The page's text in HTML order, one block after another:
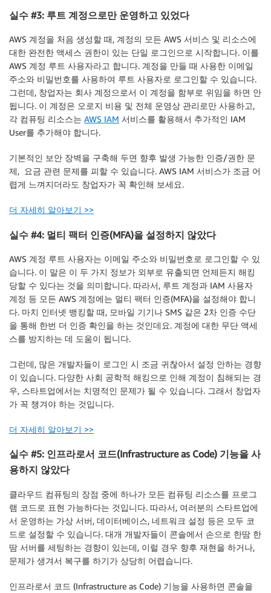
실수 #3: 루트 계정으로만 운영하고 있었다
AWS 계정을 처음 생성할 때, 계정의 모든 AWS 서비스 및 리소스에
대한 완전한 액세스 권한이 있는 단일 로그인으로 시작합니다. 이를
AWS 계정 루트 사용자라고 합니다. 계정을 만들 때 사용한 이메일
주소와 비밀번호를 사용하여 루트 사용자로 로그인할 수 있습니다.
그런데, 창업자는 회사 계정으로서 이 계정을 함부로 위임을 하면 안
됩니다. 이 계정은 오로지 비용 및 전체 운영상 관리로만 사용하고,
각 컴퓨팅 리소스는 AWS IAM 서비스를 활용해서 추가적인 IAM
User를 추가해야 합니다.
기본적인 보안 장벽을 구축해 두면 향후 발생 가능한 인증/권한 문
제, 요금 관련 문제를 피할 수 있습니다. AWS IAM 서비스가 조금 어
렵게 느껴지더라도 창업자가 꼭 확인해 보세요.
더 자세히 알아보기 >>
실수 #4: 멀티 팩터 인증(MFA)을 설정하지 않았다
AWS 계정 루트 사용자는 이메일 주소와 비밀번호로 로그인할 수 있
습니다. 이 말은 이 두 가지 정보가 외부로 유출되면 언제든지 해킹
당할 수 있다는 것을 의미합니다. 따라서, 루트 계정과 IAM 사용자
계정 등 모든 AWS 계정에는 멀티 팩터 인증(MFA)을 설정해야 합니
다. 마치 인터넷 뱅킹할 때, 모바일 기기나 SMS 같은 2차 인증 수단
을 통해 한번 더 인증 확인을 하는 것인데요. 계정에 대한 무단 액세
스를 방지하는 데 도움이 됩니다.
그런데, 많은 개발자들이 로그인 시 조금 귀찮아서 설정 안하는 경향
이 있습니다. 다양한 사회 공학적 해킹으로 인해 계정이 침해되는 경
우, 스타트업에서는 치명적인 문제가 될 수 있습니다. 그래서 창업자
가 꼭 챙겨야 하는 것입니다.
더 자세히 알아보기 >>
실수 #5: 인프라로서 코드(Infrastructure as Code) 기능을 사
용하지 않았다
클라우드 컴퓨팅의 장점 중에 하나가 모든 컴퓨팅 리소스를 프로그
램 코드로 표현 가능하다는 것입니다. 따라서, 여러분의 스타트업에
서 운영하는 가상 서버, 데이터베이스, 네트워크 설정 등은 모두 코
드로 설정할 수 있습니다. 대개 개발자들이 콘솔에서 손으로 한땀 한
땀 서버를 세팅하는 경향이 있는데, 이럴 경우 향후 재현을 하거나,
문제가 생겨서 복구를 하기가 상당히 어렵습니다.
인프라로서 코드 (Infrastructure as Code) 기능을 사용하면 콘솔을